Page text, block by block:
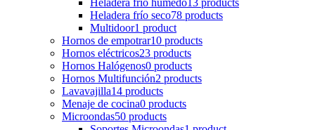
Heladera frío seco78 products
Multidoor1 product
Hornos de empotrar10 products
Hornos eléctricos23 products
Hornos Halógenos0 products
Hornos Multifunción2 products
Lavavajilla14 products
Menaje de cocina0 products
Microondas50 products